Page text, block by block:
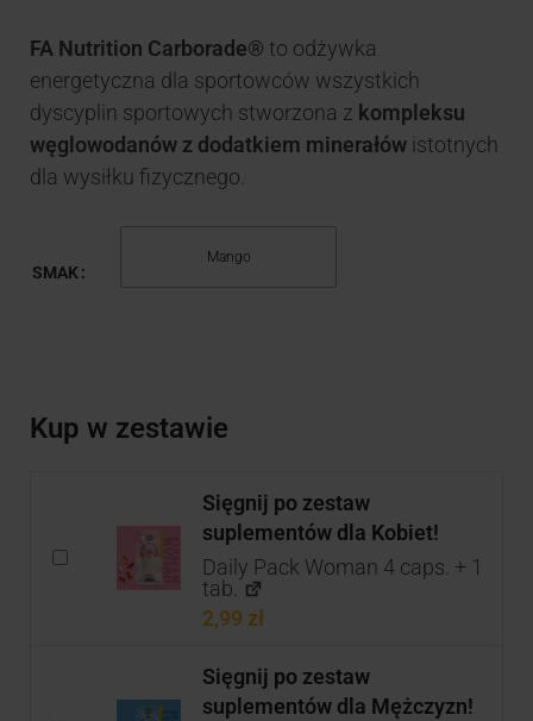
FA Nutrition Carborade® to odżywka
energetyczna dla sportowców wszystkich
dyscyplin sportowych stworzona z kompleksu
węglowodanów z dodatkiem minerałów istotnych
dla wysiłku fizycznego.
SMAK
Mango
Kup w zestawie
Sięgnij po zestaw
suplementów dla Kobiet!
Daily Pack Woman 4 caps. + 1
tab.
2,99 zł
Sięgnij po zestaw
suplementów dla Mężczyzn!